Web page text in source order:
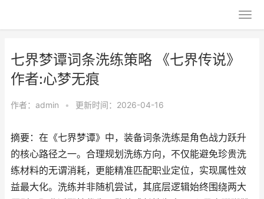
七界梦谭词条洗练策略 《七界传说》
作者:心梦无痕
作者： admin • 更新时间：2026-04-16
摘要：在《七界梦谭》中，装备词条洗练是角色战力跃升
的核心路径之一。合理规划洗练方向，不仅能避免珍贵洗
练材料的无谓消耗，更能精准匹配职业定位，实现属性效
益最大化。洗练并非随机尝试，其底层逻辑始终围绕两大